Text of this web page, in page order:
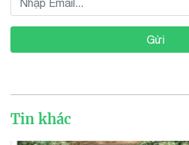
Gửi
Tin khác